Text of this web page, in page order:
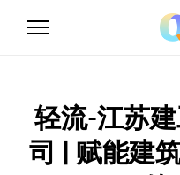
流
_
轻流-江苏
司 | 赋能建